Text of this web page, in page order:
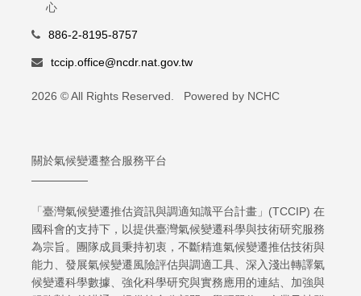
心
886-2-8195-8757
tccip.office@ncdr.nat.gov.tw
2026 © All Rights Reserved. Powered by NCHC
關於氣候變遷整合服務平台
「臺灣氣候變遷推估資訊與調適知識平台計畫」(TCCIP) 在
國科會的支持下，以提供臺灣氣候變遷科學與技術研究服務
為宗旨。團隊成員秉持初衷，不斷精進氣候變遷推估技術與
能力、發展氣候變遷風險評估與調適工具、深入淺出轉譯氣
候變遷科學數據、強化科學研究與實務應用的連結、加強與